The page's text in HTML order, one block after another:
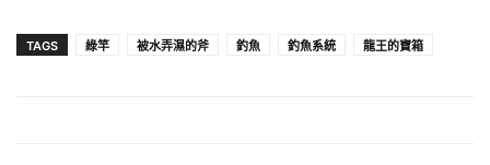
TAGS 綠竿 被水弄濕的斧 釣魚 釣魚系統 龍王的寶箱